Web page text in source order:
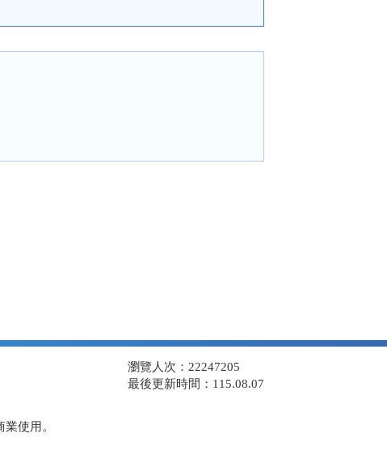
使用。
瀏覽人次：22247205
最後更新時間：115.08.07